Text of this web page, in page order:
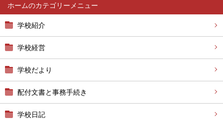
ホーム
学校紹介
学校経営
学校だより
配付文書と事務手続き
学校日記